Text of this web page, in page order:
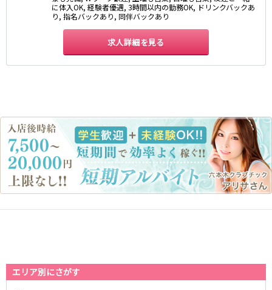
に体入OK, 経験者優遇, 3時間以内の勤務OK, ドリンクバックあ
り, 指名バックあり, 同伴バックあり
求人詳細を見る
エリア別にさがす
西麻布
関内
川崎
平塚
福富町・伊勢佐木町
横須賀
上大岡・戸塚
新横浜
武蔵小杉
たまプラーザ・向ヶ丘遊園・鷺沼
元住吉・綱島
川崎中部
横浜東部
埼玉県
大宮
志木
平井駅
稲毛駅
水道橋駅
東中野駅
飯田橋駅
JR中央線(快速)
新宿駅
立川駅
吉祥寺駅
神田駅
八王子駅
中野駅
高円寺駅
荻窪駅
阿佐ヶ谷駅
三鷹駅
国立駅